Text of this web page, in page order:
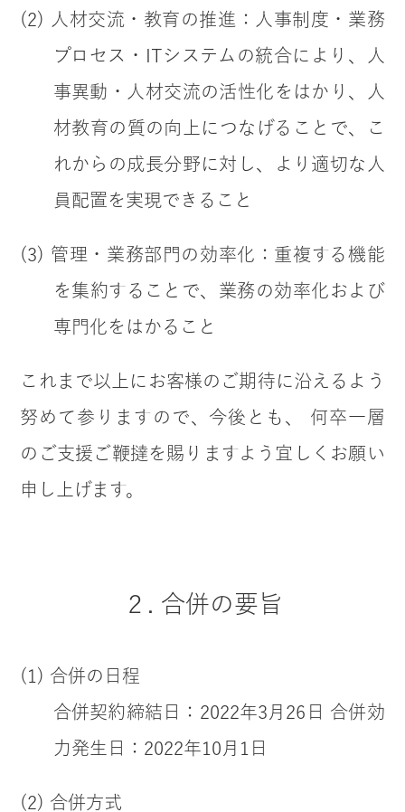
(2) 人材交流・教育の推進：人事制度・業務
プロセス・ITシステムの統合により、人
事異動・人材交流の活性化をはかり、人
材教育の質の向上につなげることで、こ
れからの成長分野に対し、より適切な人
員配置を実現できること
(3) 管理・業務部門の効率化：重複する機能
を集約することで、業務の効率化および
専門化をはかること
これまで以上にお客様のご期待に沿えるよう
努めて参りますので、今後とも、 何卒一層
のご支援ご鞭撻を賜りますよう宜しくお願い
申し上げます。
２. 合併の要旨
(1) 合併の日程
合併契約締結日：2022年3月26日 合併効
力発生日：2022年10月1日
(2) 合併方式